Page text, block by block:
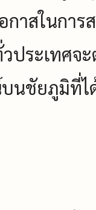
าสในการ
ประเทศจ
นชัยภูมิที่ไ